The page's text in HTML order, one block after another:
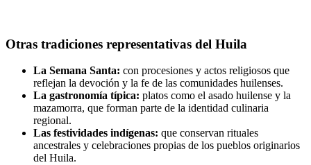
Otras tradiciones representativas del Huila
La Semana Santa: con procesiones y actos religiosos que
reflejan la devoción y la fe de las comunidades huilenses.
La gastronomía típica: platos como el asado huilense y la
mazamorra, que forman parte de la identidad culinaria
regional.
Las festividades indígenas: que conservan rituales
ancestrales y celebraciones propias de los pueblos originarios
del Huila.